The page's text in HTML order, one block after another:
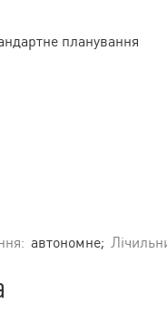
планування
автономне;